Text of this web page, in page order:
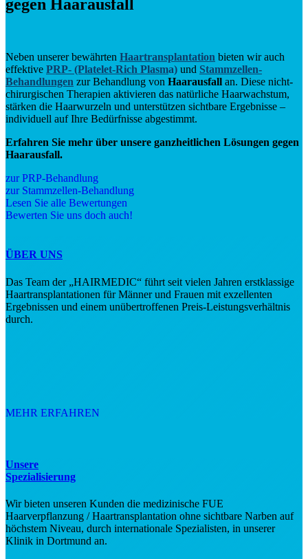
gegen Haarausfall
Neben unserer bewährten Haartransplantation bieten wir auch
effektive PRP- (Platelet-Rich Plasma) und Stammzellen-
Behandlungen zur Behandlung von Haarausfall an. Diese nicht-
chirurgischen Therapien aktivieren das natürliche Haarwachstum,
stärken die Haarwurzeln und unterstützen sichtbare Ergebnisse –
individuell auf Ihre Bedürfnisse abgestimmt.
Erfahren Sie mehr über unsere ganzheitlichen Lösungen gegen
Haarausfall.
zur PRP-Behandlung
zur Stammzellen-Behandlung
Lesen Sie alle Bewertungen
Bewerten Sie uns doch auch!
ÜBER UNS
Das Team der „HAIRMEDIC“ führt seit vielen Jahren erstklassige
Haartransplantationen für Männer und Frauen mit exzellenten
Ergebnissen und einem unübertroffenen Preis-Leistungsverhältnis
durch.
MEHR ERFAHREN
Unsere
Spezialisierung
Wir bieten unseren Kunden die medizinische FUE
Haarverpflanzung / Haartransplantation ohne sichtbare Narben auf
höchstem Niveau, durch internationale Spezialisten, in unserer
Klinik in Dortmund an.